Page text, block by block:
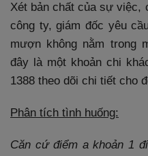
Xét bản chất của sự việc,
công ty, giám đốc yêu
mượn không nằm trong
đây là một khoản chi
1388 theo dõi chi tiết cho
Phân tích tình huống:
Căn cứ điểm a khoản 1